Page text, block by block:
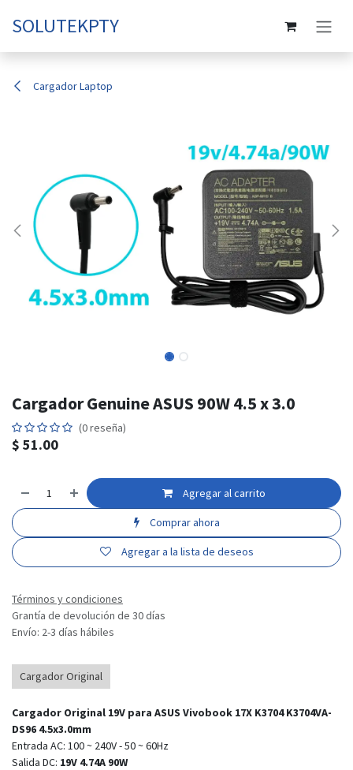
SOLUTEKPTY
Cargador Laptop
Cargador Genuine ASUS 90W 4.5 x 3.0
(0 reseña)
$ 51.00
Agregar al carrito
Comprar ahora
Agregar a la lista de deseos
Términos y condiciones
Grantía de devolución de 30 días
Envío: 2-3 días hábiles
Cargador Original
Cargador Original 19V para ASUS Vivobook 17X K3704 K3704VA-
DS96 4.5x3.0mm
Entrada AC: 100 ~ 240V - 50 ~ 60Hz
Salida DC: 19V 4.74A 90W